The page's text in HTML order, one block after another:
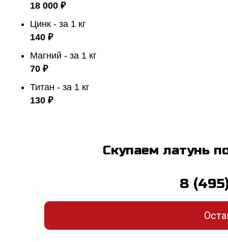
18 000 ₽
Цинк - за 1 кг
140 ₽
Магний - за 1 кг
70 ₽
Титан - за 1 кг
130 ₽
Скупаем латунь
8